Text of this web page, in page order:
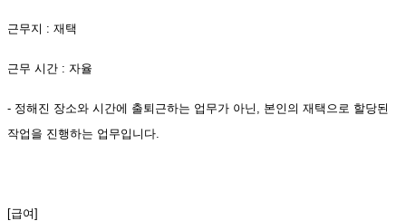
근무지 : 재택
근무 시간 : 자율
- 정해진 장소와 시간에 출퇴근하는 업무가 아닌, 본인의 재택으로 할당된
작업을 진행하는 업무입니다.
[급여]